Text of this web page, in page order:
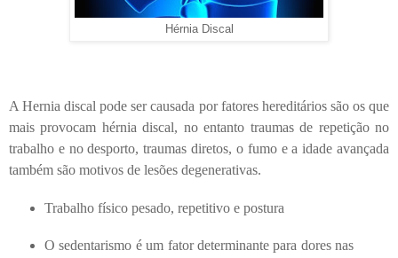
Hérnia Discal
A Hernia discal pode ser causada por fatores hereditários são os que
mais provocam hérnia discal, no entanto traumas de repetição no
trabalho e no desporto, traumas diretos, o fumo e a idade avançada
também são motivos de lesões degenerativas.
Trabalho físico pesado, repetitivo e postura
O sedentarismo é um fator determinante para dores nas